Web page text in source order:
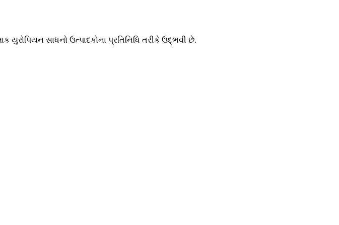
સાધનો ઉત્પાદકોના પ્રતિનિધિ તરીકે ઉદ્ભવી છે.